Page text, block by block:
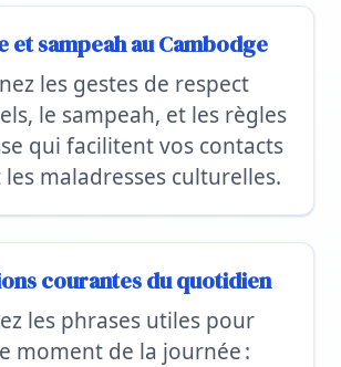
et sampeah au Cambodge
les gestes de respect
le sampeah, et les règles
qui facilitent vos contacts
maladresses culturelles.
courantes du quotidien
les phrases utiles pour
moment de la journée :